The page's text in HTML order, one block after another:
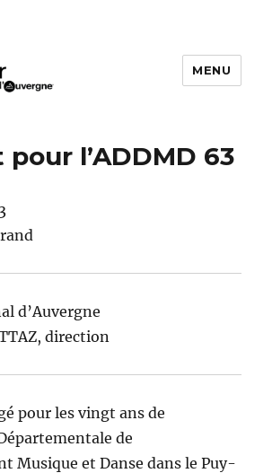
MENU
l’ADDMD 63
d’Auvergne
direction
pour les vingt ans de
de
Musique et Danse dans le Puy-